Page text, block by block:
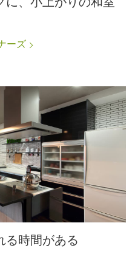
ーズ
る時間がある